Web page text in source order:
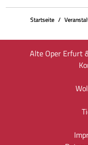
Startseite
Alte Oper Erfurt